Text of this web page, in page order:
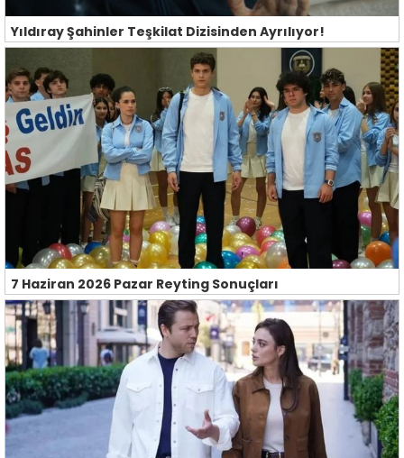
Yıldıray Şahinler Teşkilat Dizisinden Ayrılıyor!
7 Haziran 2026 Pazar Reyting Sonuçları